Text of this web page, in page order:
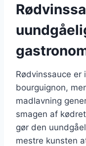
Rødvinssauce
bourguignon,
madlavning
smagen af
gør den
mestre kunsten